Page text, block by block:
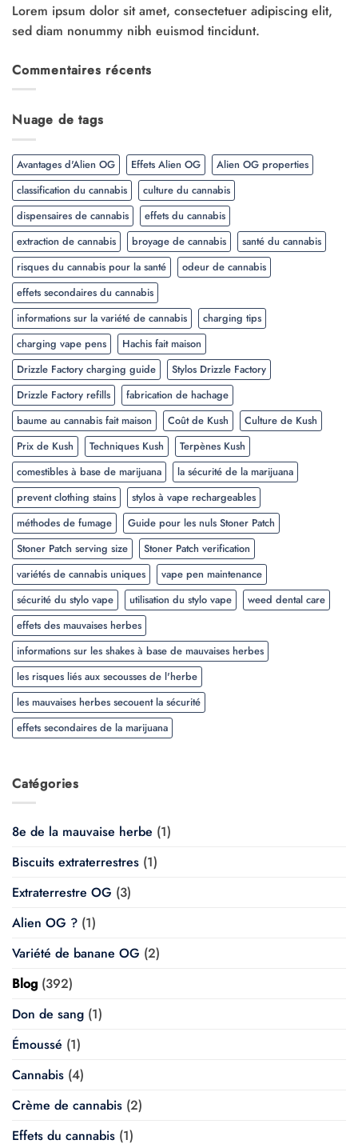
Lorem ipsum dolor sit amet, consectetuer adipiscing elit,
sed diam nonummy nibh euismod tincidunt.
Commentaires récents
Nuage de tags
Avantages d'Alien OG Effets Alien OG
Alien OG properties
classification du cannabis
culture du cannabis
dispensaires de cannabis
effets du cannabis
extraction de cannabis
broyage de cannabis
santé du cannabis
risques du cannabis pour la santé
odeur de cannabis
effets secondaires du cannabis
informations sur la variété de cannabis
charging tips
charging vape pens
Hachis fait maison
Drizzle Factory charging guide
Stylos Drizzle Factory
Drizzle Factory refills
fabrication de hachage
baume au cannabis fait maison
Coût de Kush
Culture de Kush
Prix de Kush
Techniques Kush
Terpènes Kush
comestibles à base de marijuana
la sécurité de la marijuana
prevent clothing stains
stylos à vape rechargeables
méthodes de fumage
Guide pour les nuls Stoner Patch
Stoner Patch serving size
Stoner Patch verification
variétés de cannabis uniques
vape pen maintenance
sécurité du stylo vape
utilisation du stylo vape
weed dental care
effets des mauvaises herbes
informations sur les shakes à base de mauvaises herbes
les risques liés aux secousses de l'herbe
les mauvaises herbes secouent la sécurité
effets secondaires de la marijuana
Catégories
8e de la mauvaise herbe (1)
Biscuits extraterrestres (1)
Extraterrestre OG (3)
Alien OG ? (1)
Variété de banane OG (2)
Blog (392)
Don de sang (1)
Émoussé (1)
Cannabis (4)
Crème de cannabis (2)
Effets du cannabis (1)